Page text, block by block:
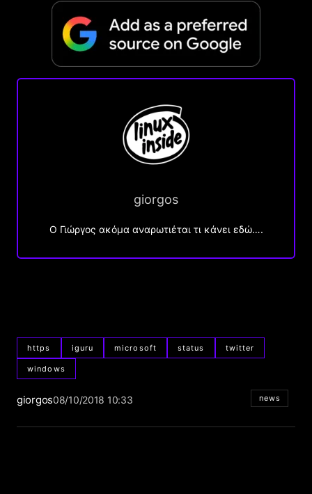
giorgos
Ο Γιώργος ακόμα αναρωτιέται τι κάνει εδώ….
https iguru microsoft status twitter
windows
giorgos08/10/2018 10:33 news